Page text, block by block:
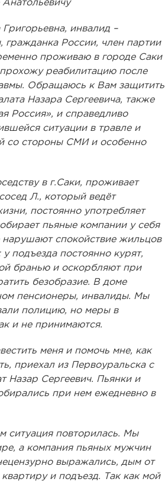
инвалид –
гражданка России, член партии
проживаю в городе Саки
реабилитацию после
Обращаюсь к Вам защитить
Назара Сергеевича, также
Россия», и справедливо
ситуации в травле и
со стороны СМИ и особенно
в г.Саки, проживает
Л., который ведёт
постоянно употребляет
пьяные компании у себя
нарушают спокойствие жильцов
подъезда постоянно курят,
бранью и оскорбляют при
безобразие. В доме
пенсионеры, инвалиды. Мы
полицию, но меры в
и не принимаются.
меня и помочь мне, как
приехал из Первоуральска с
Назар Сергеевич. Пьянки и
при нем ежедневно в
ситуация повторилась. Мы
а компания пьяных мужчин
выражались, дым от
квартиру и подъезд. Так как мой